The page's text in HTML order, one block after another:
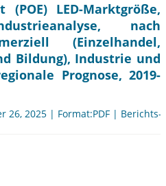
LED-Marktgröße,
nach
(Einzelhandel,
Bildung), Industrie und
Prognose, 2019-
26, 2025 | Format:PDF | Berichts-